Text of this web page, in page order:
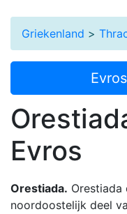
Griekenland >
Evros
Orestiada. Orestiada
noordoostelijk deel